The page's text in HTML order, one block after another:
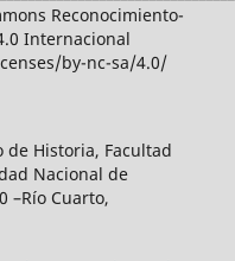
Reconocimiento-
Internacional
by-nc-sa/4.0/
Historia, Facultad
Nacional de
–Río Cuarto,